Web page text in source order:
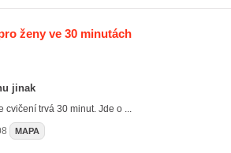
ženy ve 30 minutách
jinak
cvičení trvá 30 minut. Jde o ...
MAPA